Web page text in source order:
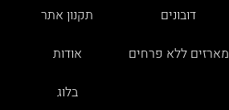
דובונים
מארזים ללא פרחים
תקנון אתר
אודות
בלוג